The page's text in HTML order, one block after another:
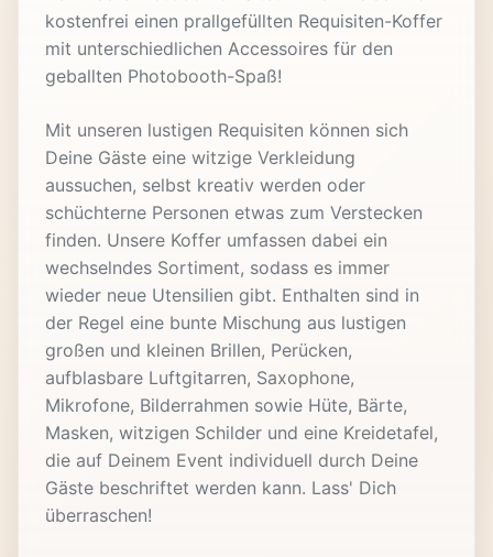
kostenfrei einen prallgefüllten Requisiten-Koffer
mit unterschiedlichen Accessoires für den
geballten Photobooth-Spaß!
Mit unseren lustigen Requisiten können sich
Deine Gäste eine witzige Verkleidung
aussuchen, selbst kreativ werden oder
schüchterne Personen etwas zum Verstecken
finden. Unsere Koffer umfassen dabei ein
wechselndes Sortiment, sodass es immer
wieder neue Utensilien gibt. Enthalten sind in
der Regel eine bunte Mischung aus lustigen
großen und kleinen Brillen, Perücken,
aufblasbare Luftgitarren, Saxophone,
Mikrofone, Bilderrahmen sowie Hüte, Bärte,
Masken, witzigen Schilder und eine Kreidetafel,
die auf Deinem Event individuell durch Deine
Gäste beschriftet werden kann. Lass' Dich
überraschen!